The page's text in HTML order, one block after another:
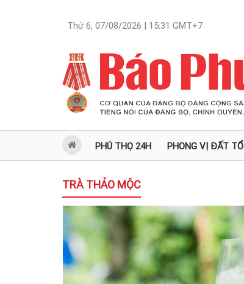
Thứ 6, 07/08/2026 | 15:31 GMT+7
PHÚ THỌ 24H PHONG VỊ ĐẤT TỔ
TRÀ THẢO MỘC